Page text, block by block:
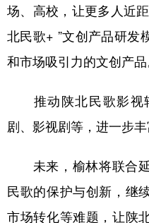
场、高校，让更多人近
北民歌+ ”文创产品研发
和市场吸引力的文创产品
推动陕北民歌影视
剧、影视剧等，进一步
未来，榆林将联合延
民歌的保护与创新，继
市场转化等难题，让陕